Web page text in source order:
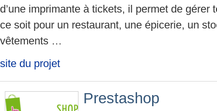
d’une imprimante à tickets, il permet de gérer
ce soit pour un restaurant, une épicerie, un
vêtements …
site du projet
Prestashop